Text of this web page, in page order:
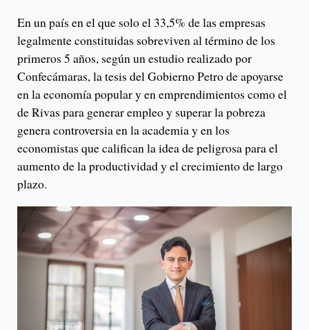
En un país en el que solo el 33,5% de las empresas
legalmente constituidas sobreviven al término de los
primeros 5 años, según un estudio realizado por
Confecámaras, la tesis del Gobierno Petro de apoyarse
en la economía popular y en emprendimientos como el
de Rivas para generar empleo y superar la pobreza
genera controversia en la academia y en los
economistas que califican la idea de peligrosa para el
aumento de la productividad y el crecimiento de largo
plazo.